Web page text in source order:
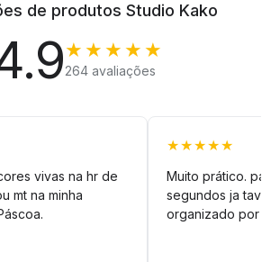
de produtos Studio Kako
★★★★★
264 avaliações
vivas na hr de
mt na minha
★★★★★
Muito prático.
segundos ja tava
organizado por